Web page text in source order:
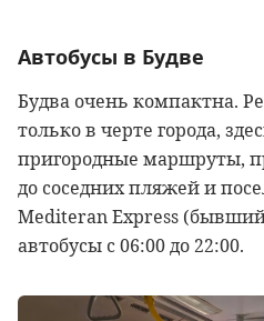
Автобусы в Будве
Будва очень компактна.
только в черте города,
пригородные маршруты,
до соседних пляжей и
Mediteran Express
автобусы с 06:00 до 22:00.